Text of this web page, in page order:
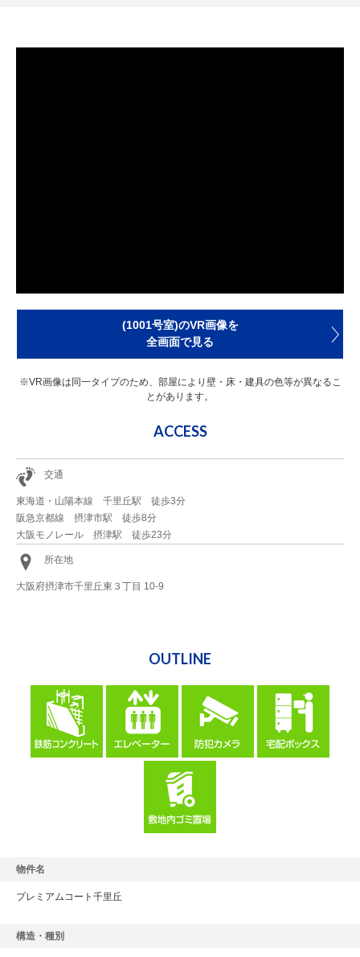
(1001号室)のVR画像を
全画面で見る
※VR画像は同一タイプのため、部屋により壁・床・建具の色等が異なるこ
とがあります。
ACCESS
交通
東海道・山陽本線 千里丘駅 徒歩3分
阪急京都線 摂津市駅 徒歩8分
大阪モノレール 摂津駅 徒歩23分
所在地
大阪府摂津市千里丘東３丁目 10-9
OUTLINE
物件名
プレミアムコート千里丘
構造・種別